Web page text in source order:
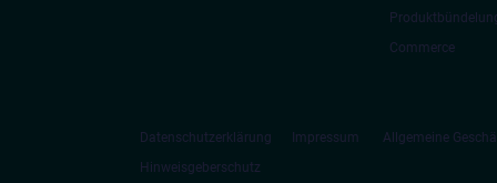
Commerce
Datenschutzerklärung Impressum
Allgemeine
Hinweisgeberschutz